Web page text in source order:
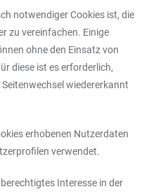
notwendiger Cookies ist, die
zu vereinfachen. Einige
ohne den Einsatz von
diese ist es erforderlich,
wiedererkannt
erhobenen Nutzerdaten
verwendet.
Interesse in der